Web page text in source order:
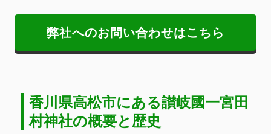
弊社へのお問い合わせはこちら
香川県高松市にある讃岐國一宮田
村神社の概要と歴史